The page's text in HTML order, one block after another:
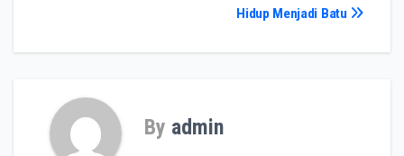
Hidup Menjadi Batu
By admin